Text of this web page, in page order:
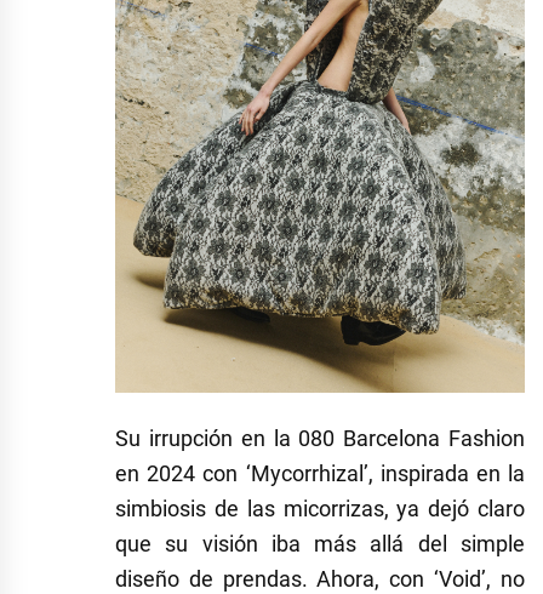
Su irrupción en la 080 Barcelona Fashion
en 2024 con ‘Mycorrhizal’, inspirada en la
simbiosis de las micorrizas, ya dejó claro
que su visión iba más allá del simple
diseño de prendas. Ahora, con ‘Void’, no